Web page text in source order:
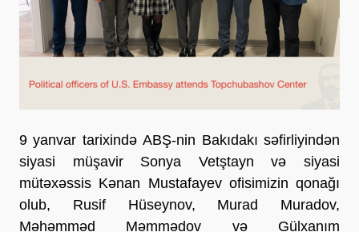
9 yanvar tarixində ABŞ-nin Bakıdakı səfirliyindən
siyasi müşavir Sonya Vetştayn və siyasi
mütəxəssis Kənan Mustafayev ofisimizin qonağı
olub, Rusif Hüseynov, Murad Muradov,
Məhəmməd Məmmədov və Gülxanım